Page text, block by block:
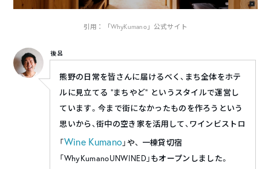
引用：「WhyKumano」公式サイト
後呂
熊野の日常を皆さんに届けるべく、まち全体をホテ
ルに見立てる “まちやど” というスタイルで運営し
ています。今まで街になかったものを作ろうという
思いから、街中の空き家を活用して、ワインビストロ
「Wine Kumano 」や、 一棟貸切宿
「WhyKumanoUNWINED」もオープンしました。